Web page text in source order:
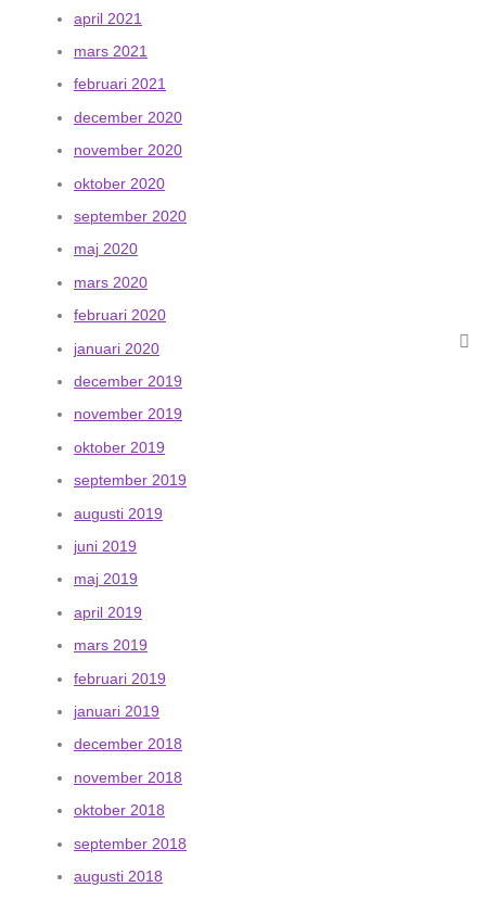
april 2021
mars 2021
februari 2021
december 2020
november 2020
oktober 2020
september 2020
maj 2020
mars 2020
februari 2020
januari 2020
december 2019
november 2019
oktober 2019
september 2019
augusti 2019
juni 2019
maj 2019
april 2019
mars 2019
februari 2019
januari 2019
december 2018
november 2018
oktober 2018
september 2018
augusti 2018